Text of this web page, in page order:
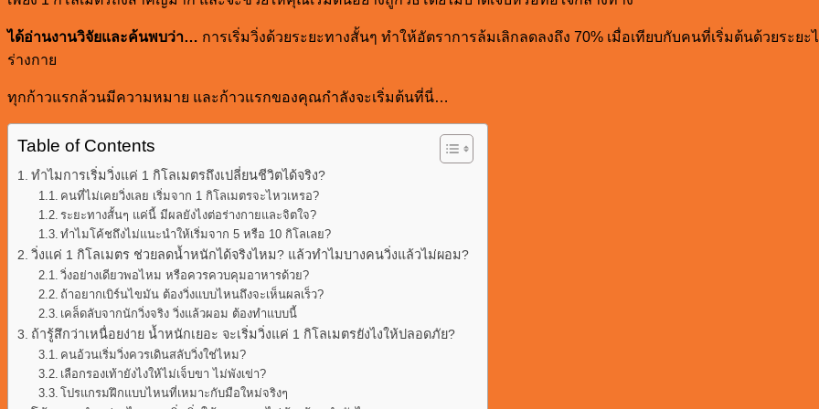
ได้อ่านงานวิจัยและค้นพบว่า… การเริ่มวิ่งด้วยระยะทางสั้นๆ ทำให้อัตราการล้มเลิกลดลงถึง 70% เมื่อเทียบกับคนที่เริ่มต้นด้วยระย
ร่างกาย
ทุกก้าวแรกล้วนมีความหมาย และก้าวแรกของคุณกำลังจะเริ่มต้นที่นี่…
Table of Contents
ทำไมการเริ่มวิ่งแค่ 1 กิโลเมตรถึงเปลี่ยนชีวิตได้จริง?
คนที่ไม่เคยวิ่งเลย เริ่มจาก 1 กิโลเมตรจะไหวเหรอ?
ระยะทางสั้นๆ แค่นี้ มีผลยังไงต่อร่างกายและจิตใจ?
ทำไมโค้ชถึงไม่แนะนำให้เริ่มจาก 5 หรือ 10 กิโลเลย?
วิ่งแค่ 1 กิโลเมตร ช่วยลดน้ำหนักได้จริงไหม? แล้วทำไมบางคนวิ่งแล้วไม่ผอม?
วิ่งอย่างเดียวพอไหม หรือควรควบคุมอาหารด้วย?
ถ้าอยากเบิร์นไขมัน ต้องวิ่งแบบไหนถึงจะเห็นผลเร็ว?
เคล็ดลับจากนักวิ่งจริง วิ่งแล้วผอม ต้องทำแบบนี้
ถ้ารู้สึกว่าเหนื่อยง่าย น้ำหนักเยอะ จะเริ่มวิ่งแค่ 1 กิโลเมตรยังไงให้ปลอดภัย?
คนอ้วนเริ่มวิ่งควรเดินสลับวิ่งใช่ไหม?
เลือกรองเท้ายังไงให้ไม่เจ็บขา ไม่พังเข่า?
โปรแกรมฝึกแบบไหนที่เหมาะกับมือใหม่จริงๆ